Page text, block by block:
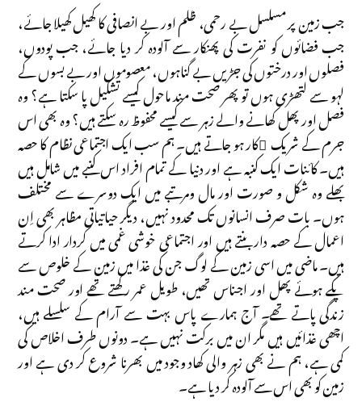
جب زمین پر مسلسل بے رحمی، ظلم اور بے انصافی کا کھیل کھیلا جائے،
جب فضائوں کو نفرت کی پھنکار سے آلودہ کر دیا جائے، جب پودوں،
فصلوں اور درختوں کی جڑیں بے گناہوں، معصوموں اور بے بسوں کے
لہو سے لتھڑی ہوں تو پھر صحت مند ماحول کیسے تشکیل پا سکتا ہے؟ وہ
فصل اور پھل کھانے والے زہر سے کیسے محفوظ رہ سکتے ہیں؟ وہ بھی اس
جرم کے شریک ِکار ہو جاتے ہیں۔ ہم سب ایک اجتماعی نظام کا حصہ
ہیں۔ کائنات ایک کنبہ ہے اور دنیا کے تمام افراد اس کنبے میں شامل ہیں
بھلے وہ شکل و صورت اور مال ومرتبے میں ایک دوسرے سے مختلف
ہوں۔ بات صرف انسانوں تک محدود نہیں، دیگر حیاتیاتی مظاہر بھی اِن
اعمال کے حصہ دار بنتے ہیں اور اجتماعی خوشی غمی میں کردار ادا کرتے
ہیں۔ ماضی میں اسی زمین کے لوگ جن کی غذا میں زمین کے خلوص سے
پکے ہوئے پھل اور اجناس تھیں، طویل عمر رکھتے تھے اور صحت مند
زندگی پاتے تھے۔ آج ہمارے پاس بہت سے آرام کے سلسلے ہیں،
اچھی غذائیں ہیں مگر ان میں برکت نہیں ہے۔ دونوں طرف اخلاص کی
کمی ہے، ہم نے بھی زہر والی کھاد وجود میں بھرنا شروع کر دی ہے اور
زمین کو بھی اس سے آلودہ کر دیا ہے۔